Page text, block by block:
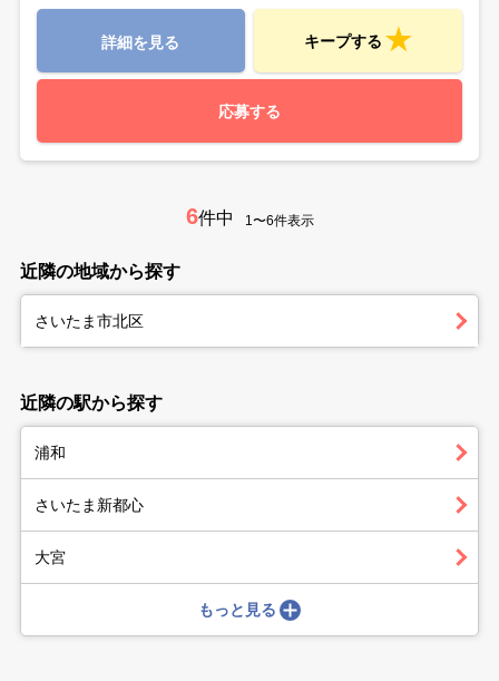
詳細を見る キープする
応募する
6件中 1〜6件表示
近隣の地域から探す
さいたま市北区
近隣の駅から探す
浦和
さいたま新都心
大宮
もっと見る